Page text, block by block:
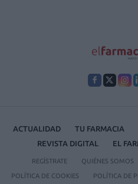
ACTUALIDAD TU FARMACIA
REVISTA DIGITAL
EL
REGÍSTRATE QUIÉNES SOMOS
POLÍTICA DE COOKIES POLÍTICA DE